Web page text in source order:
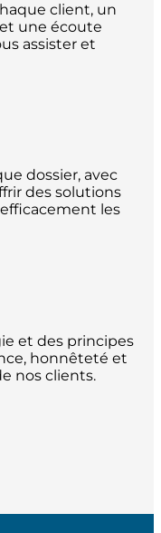
client, un
une écoute
assister et
dossier, avec
des solutions
les
et des principes
honnêteté et
nos clients.